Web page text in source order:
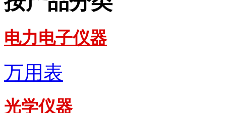
电力电子仪器
万用表
光学仪器